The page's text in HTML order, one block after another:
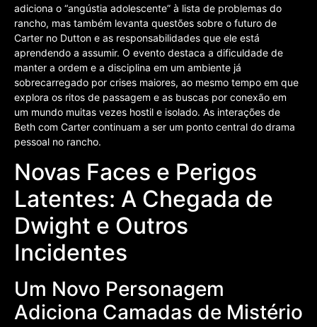
adiciona o “angústia adolescente” à lista de problemas do
rancho, mas também levanta questões sobre o futuro de
Carter no Dutton e as responsabilidades que ele está
aprendendo a assumir. O evento destaca a dificuldade de
manter a ordem e a disciplina em um ambiente já
sobrecarregado por crises maiores, ao mesmo tempo em que
explora os ritos de passagem e as buscas por conexão em
um mundo muitas vezes hostil e isolado. As interações de
Beth com Carter continuam a ser um ponto central do drama
pessoal no rancho.
Novas Faces e Perigos
Latentes: A Chegada de
Dwight e Outros
Incidentes
Um Novo Personagem
Adiciona Camadas de Mistério